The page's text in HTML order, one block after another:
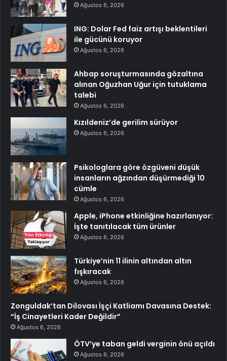
Ağustos 6, 2026
ING: Dolar Fed faiz artışı beklentileri
ile gücünü koruyor
Ağustos 6, 2026
Ahbap soruşturmasında gözaltına
alınan Oğuzhan Uğur için tutuklama
talebi
Ağustos 6, 2026
Kızıldeniz’de gerilim sürüyor
Ağustos 6, 2026
Psikologlara göre özgüveni düşük
insanların ağzından düşürmediği 10
cümle
Ağustos 6, 2026
Apple, iPhone etkinliğine hazırlanıyor:
İşte tanıtılacak tüm ürünler
Ağustos 6, 2026
Türkiye’nin 11 ilinin altından altın
fışkıracak
Ağustos 6, 2026
Zonguldak’tan Dilovası İşçi Katliamı Davasına Destek:
“İş Cinayetleri Kader Değildir”
Ağustos 6, 2026
ÖTV’ye taban geldi verginin önü açıldı
Ağustos 6, 2026